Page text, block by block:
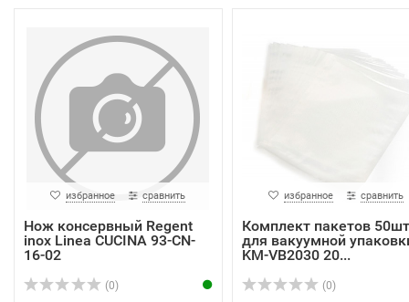
избранное сравнить
Нож консервный Regent
inox Linea CUCINA 93-CN-
16-02
(0)
избранное сравнить
Комплект пакетов 50шт
для вакуумной
KM-VB2030 20...
(0)